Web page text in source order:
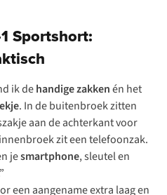
Sportshort:
ik dehandige zakkenén het
. In de buitenbroek zitten
aan de achterkant voor
zit een telefoonzak.
jesmartphone, sleutel en
een aangename extra laag en